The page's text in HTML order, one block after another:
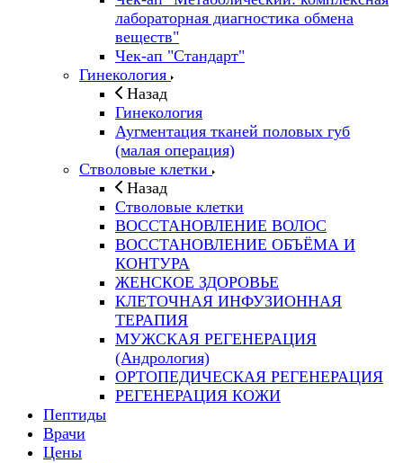
лабораторная диагностика обмена
веществ"
Чек-ап "Стандарт"
Гинекология
Назад
Гинекология
Аугментация тканей половых губ
(малая операция)
Стволовые клетки
Назад
Стволовые клетки
ВОССТАНОВЛЕНИЕ ВОЛОС
ВОССТАНОВЛЕНИЕ ОБЪЁМА И
КОНТУРА
ЖЕНСКОЕ ЗДОРОВЬЕ
КЛЕТОЧНАЯ ИНФУЗИОННАЯ
ТЕРАПИЯ
МУЖСКАЯ РЕГЕНЕРАЦИЯ
(Андрология)
ОРТОПЕДИЧЕСКАЯ РЕГЕНЕРАЦИЯ
РЕГЕНЕРАЦИЯ КОЖИ
Пептиды
Врачи
Цены